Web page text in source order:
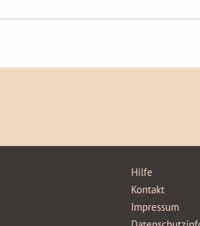
Hilfe
Kontakt
Impressum